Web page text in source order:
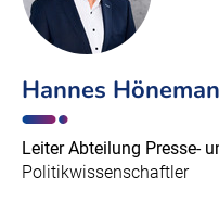
Hannes
Leiter Abteilung Presse-
Politikwissenschaftler